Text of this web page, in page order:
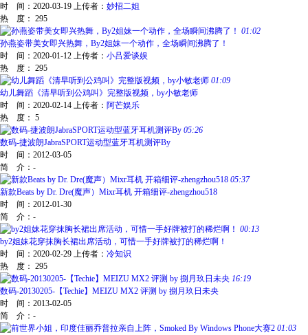
时 间： 2020-03-19 上传者： 妙招二姐
热 度： 295
01:02
孙燕姿带美女即兴热舞，By2姐妹一个动作，全场瞬间沸腾了！
时 间： 2020-01-12 上传者： 小吕爱谈娱
热 度： 295
01:09
幼儿舞蹈《清早听到公鸡叫》完整版视频，by小敏老师
时 间： 2020-02-14 上传者： 阿芒娱乐
热 度： 5
05:26
数码-捷波朗JabraSPORT运动型蓝牙耳机测评By
时 间： 2012-03-05
简 介： -
05:37
新款Beats by Dr. Dre(魔声）Mixr耳机 开箱细评-zhengzhou518
时 间： 2012-01-30
简 介： -
00:13
by2姐妹花穿抹胸长裙出席活动，可惜一手好牌被打的稀烂啊！
时 间： 2020-02-29 上传者： 冷知识
热 度： 295
16:19
数码-20130205-【Techie】MEIZU MX2 评测 by 捌月玖日未央
时 间： 2013-02-05
简 介： -
01:03